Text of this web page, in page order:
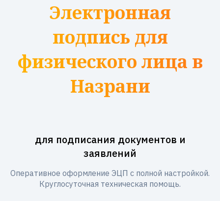
Электронная
подпись для
физического лица в
Назрани
для подписания документов и
заявлений
Оперативное оформление ЭЦП с полной настройкой.
Круглосуточная техническая помощь.